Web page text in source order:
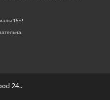
18+!
24..